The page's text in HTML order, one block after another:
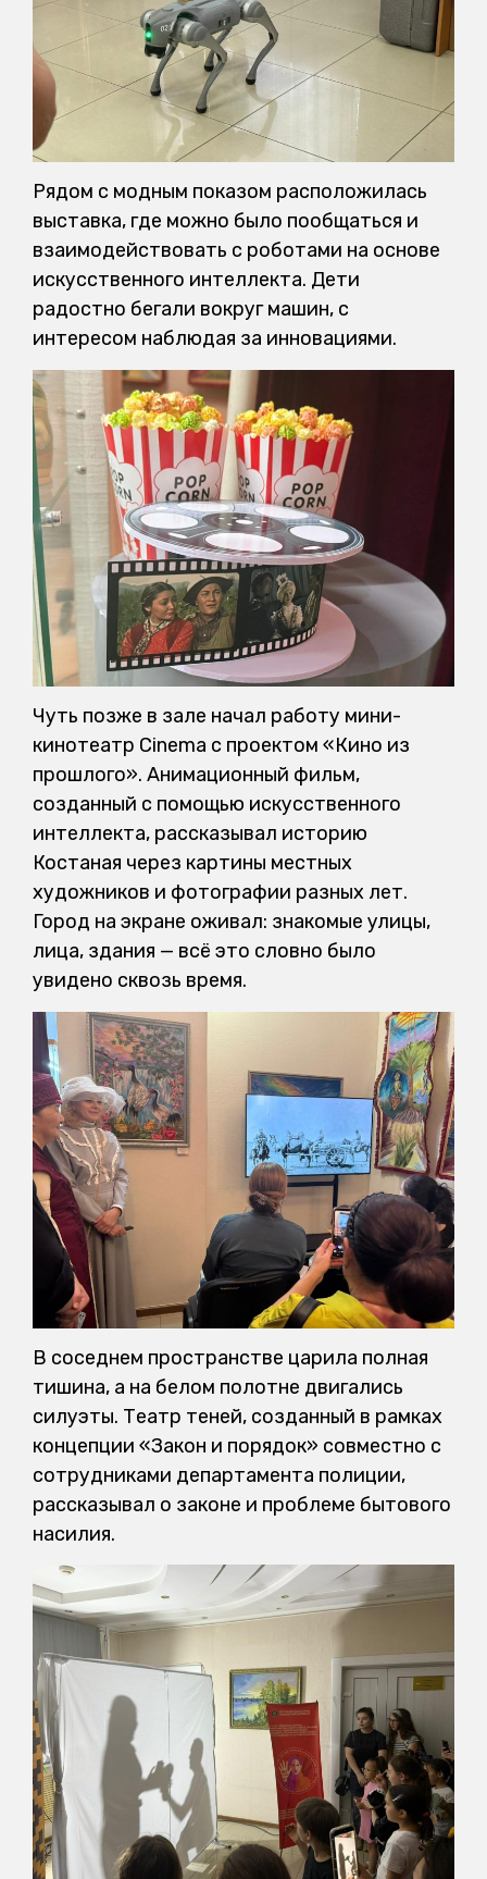
Рядом с модным показом расположилась
выставка, где можно было пообщаться и
взаимодействовать с роботами на основе
искусственного интеллекта. Дети
радостно бегали вокруг машин, с
интересом наблюдая за инновациями.
Чуть позже в зале начал работу мини-
кинотеатр Cinema с проектом «Кино из
прошлого». Анимационный фильм,
созданный с помощью искусственного
интеллекта, рассказывал историю
Костаная через картины местных
художников и фотографии разных лет.
Город на экране оживал: знакомые улицы,
лица, здания — всё это словно было
увидено сквозь время.
В соседнем пространстве царила полная
тишина, а на белом полотне двигались
силуэты. Театр теней, созданный в рамках
концепции «Закон и порядок» совместно с
сотрудниками департамента полиции,
рассказывал о законе и проблеме бытового
насилия.